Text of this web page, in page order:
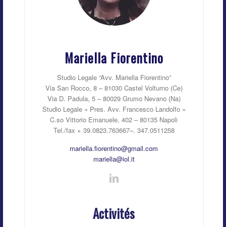
Mariella Fiorentino
Studio Legale “Avv. Mariella Fiorentino”
Via San Rocco, 8 – 81030 Castel Volturno (Ce)
Via D. Padula, 5 – 80029 Grumo Nevano (Na)
Studio Legale « Pres. Avv. Francesco Landolfo »
C.so Vittorio Emanuele, 402 – 80135 Napoli
Tel./fax + 39.0823.763667–. 347.0511258
mariella.fiorentino@gmail.com
mariella@iol.it
Activités